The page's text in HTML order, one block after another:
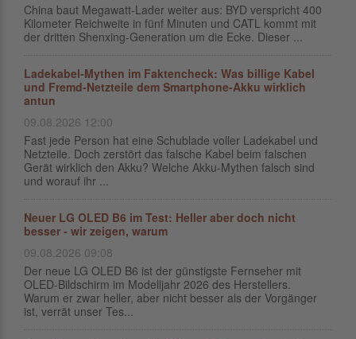
China baut Megawatt-Lader weiter aus: BYD verspricht 400
Kilometer Reichweite in fünf Minuten und CATL kommt mit
der dritten Shenxing-Generation um die Ecke. Dieser ...
Ladekabel-Mythen im Faktencheck: Was billige Kabel
und Fremd-Netzteile dem Smartphone-Akku wirklich
antun
09.08.2026 12:00
Fast jede Person hat eine Schublade voller Ladekabel und
Netzteile. Doch zerstört das falsche Kabel beim falschen
Gerät wirklich den Akku? Welche Akku-Mythen falsch sind
und worauf ihr ...
Neuer LG OLED B6 im Test: Heller aber doch nicht
besser - wir zeigen, warum
09.08.2026 09:08
Der neue LG OLED B6 ist der günstigste Fernseher mit
OLED-Bildschirm im Modelljahr 2026 des Herstellers.
Warum er zwar heller, aber nicht besser als der Vorgänger
ist, verrät unser Tes...